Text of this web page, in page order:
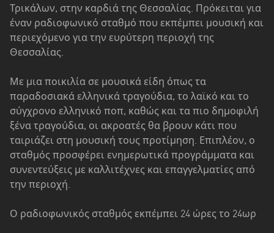
Ήπειρος
Θεσσαλία
Κεντρική
Μακεδονία
Κρήτη
Νότιο
Αιγαίο
Τρικάλων, στην καρδιά της Θεσσαλίας. Πρόκειται για
έναν ραδιοφωνικό σταθμό που εκπέμπει μουσική και
περιεχόμενο για την ευρύτερη περιοχή της
Θεσσαλίας.
Με μια ποικιλία σε μουσικά είδη όπως τα
παραδοσιακά ελληνικά τραγούδια, το λαϊκό και το
σύγχρονο ελληνικό ποπ, καθώς και τα πιο δημοφιλή
ξένα τραγούδια, οι ακροατές θα βρουν κάτι που
ταιριάζει στη μουσική τους προτίμηση. Επιπλέον, ο
σταθμός προσφέρει ενημερωτικά προγράμματα και
συνεντεύξεις με καλλιτέχνες και επαγγελματίες από
την περιοχή.
Ο ραδιοφωνικός σταθμός εκπέμπει 24 ώρες το 24ωρ